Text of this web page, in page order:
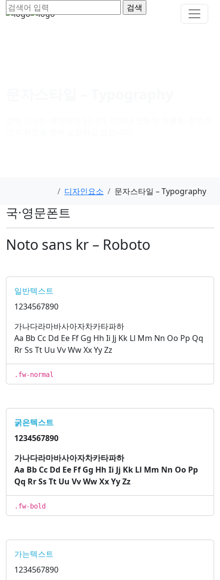
디자인요소 문자스타일 – Typography
국·영문폰트
Noto sans kr – Roboto
일반텍스트
1234567890
가나다라마바사아자차카타파하
Aa Bb Cc Dd Ee Ff Gg Hh Ii Jj Kk Ll Mm Nn Oo Pp Qq
Rr Ss Tt Uu Vv Ww Xx Yy Zz
.fw-normal
굵은텍스트
1234567890
가나다라마바사아자차카타파하
Aa Bb Cc Dd Ee Ff Gg Hh Ii Jj Kk Ll Mm Nn Oo Pp
Qq Rr Ss Tt Uu Vv Ww Xx Yy Zz
.fw-bold
가는텍스트
1234567890